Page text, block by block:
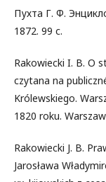
Пухта Г. Ф.
1872. 99 с.
Rakowiecki I. B. O
czytana na
Królewskiego.
1820 roku.
Rakowiecki J. B.
Jarosława